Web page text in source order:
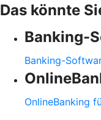
Das könnte
Banking-
Banking-
OnlineBanking